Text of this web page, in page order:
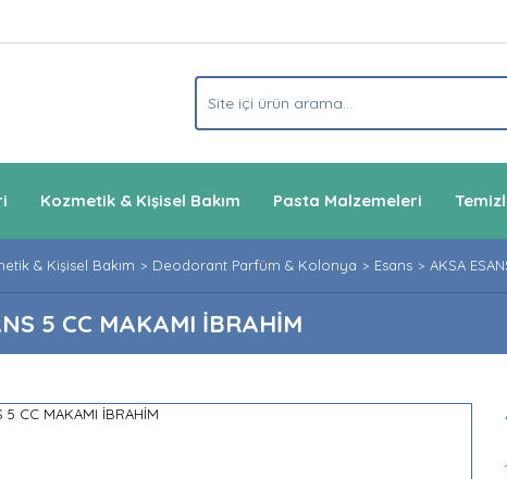
Kozmetik & Kişisel Bakım Pasta Malzemeleri
& Kişisel Bakım Deodorant Parfüm & Kolonya Esans AKSA
5 CC MAKAMI İBRAHİM